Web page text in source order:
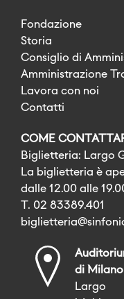
Fondazione
Storia
Consiglio di
Amministrazione
Lavora con noi
Contatti
COME
Biglietteria: Largo
La biglietteria è
dalle 12.00 alle
T. 02 83389.401
di Milano
Largo